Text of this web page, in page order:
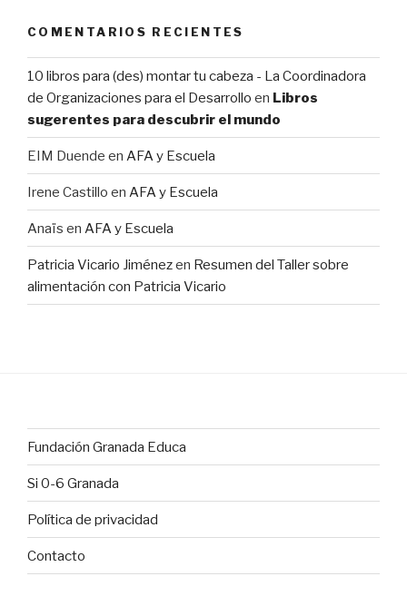
COMENTARIOS RECIENTES
10 libros para (des) montar tu cabeza - La Coordinadora
de Organizaciones para el Desarrollo en Libros
sugerentes para descubrir el mundo
EIM Duende en AFA y Escuela
Irene Castillo en AFA y Escuela
Anaïs en AFA y Escuela
Patricia Vicario Jiménezen Resumen del Taller sobre
alimentación con Patricia Vicario
Fundación Granada Educa
Si 0-6 Granada
Política de privacidad
Contacto